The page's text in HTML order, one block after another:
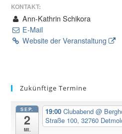
KONTAKT:
Ann-Kathrin Schikora
E-Mail
Website der Veranstaltung
Zukünftige Termine
SEP.
2
Mi.
19:00 Clubabend @
Straße 100, 32760